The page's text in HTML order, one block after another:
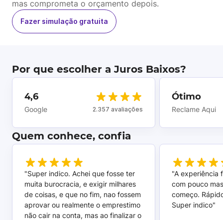
mas comprometa o orçamento depois.
Fazer simulação gratuita
Por que escolher a Juros Baixos?
4,6
Google 2.357 avaliações
Ótimo
Reclame Aqui
Quem conhece, confia
"Super indico. Achei que fosse ter
muita burocracia, e exigir milhares
de coisas, e que no fim, nao fossem
aprovar ou realmente o emprestimo
não cair na conta, mas ao finalizar o
"A experiência
com pouco
começo.
Super indico"